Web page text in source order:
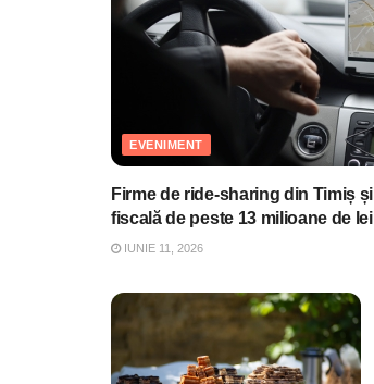
EVENIMENT
Firme de ride-sharing din Timiș
fiscală de peste 13 milioane de lei
IUNIE 11, 2026